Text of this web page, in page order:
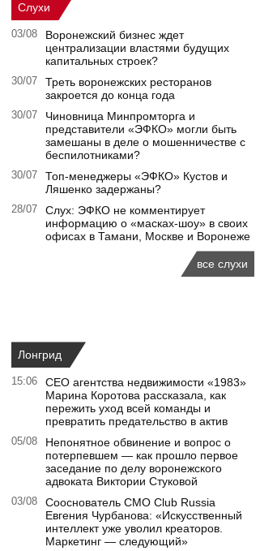
Слухи
03/08
Воронежский бизнес ждет
централизации властями будущих
капитальных строек?
30/07
Треть воронежских ресторанов
закроется до конца года
30/07
Чиновница Минпромторга и
представители «ЭФКО» могли быть
замешаны в деле о мошенничестве с
беспилотниками?
30/07
Топ-менеджеры «ЭФКО» Кустов и
Ляшенко задержаны?
28/07
Слух: ЭФКО не комментирует
информацию о «масках-шоу» в своих
офисах в Тамани, Москве и Воронеже
все слухи
Лонгрид
15:06
CEO агентства недвижимости «1983»
Марина Коротова рассказала, как
пережить уход всей команды и
превратить предательство в актив
05/08
Непонятное обвинение и вопрос о
потерпевшем — как прошло первое
заседание по делу воронежского
адвоката Виктории Стуковой
03/08
Сооснователь CMO Club Russia
Евгения Чурбанова: «Искусственный
интеллект уже уволил креаторов.
Маркетинг — следующий»